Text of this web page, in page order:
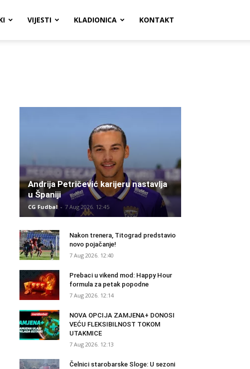
VIJESTI KLADIONICA KONTAKT
Andrija Petričević karijeru nastavlja
u Španiji
CG Fudbal - 7 Aug 2026. 12:45
Nakon trenera, Titograd predstavio
novo pojačanje!
7 Aug 2026. 12:40
Prebaci u vikend mod: Happy Hour
formula za petak popodne
7 Aug 2026. 12:14
NOVA OPCIJA ZAMJENA+ DONOSI
VEĆU FLEKSIBILNOST TOKOM
UTAKMICE
7 Aug 2026. 12:13
Čelnici starobarske Sloge: U sezoni